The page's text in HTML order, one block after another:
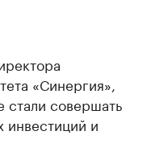
«Синергия»,
стали совершать
инвестиций и